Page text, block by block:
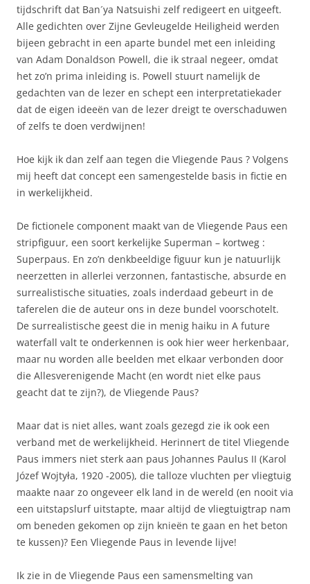
tijdschrift dat Ban´ya Natsuishi zelf redigeert en uitgeeft.
Alle gedichten over Zijne Gevleugelde Heiligheid werden
bijeen gebracht in een aparte bundel met een inleiding
van Adam Donaldson Powell, die ik straal negeer, omdat
het zo’n prima inleiding is. Powell stuurt namelijk de
gedachten van de lezer en schept een interpretatiekader
dat de eigen ideeën van de lezer dreigt te overschaduwen
of zelfs te doen verdwijnen!
Hoe kijk ik dan zelf aan tegen die Vliegende Paus ? Volgens
mij heeft dat concept een samengestelde basis in fictie en
in werkelijkheid.
De fictionele component maakt van de Vliegende Paus een
stripfiguur, een soort kerkelijke Superman – kortweg :
Superpaus. En zo’n denkbeeldige figuur kun je natuurlijk
neerzetten in allerlei verzonnen, fantastische, absurde en
surrealistische situaties, zoals inderdaad gebeurt in de
taferelen die de auteur ons in deze bundel voorschotelt.
De surrealistische geest die in menig haiku in A future
waterfall valt te onderkennen is ook hier weer herkenbaar,
maar nu worden alle beelden met elkaar verbonden door
die Allesverenigende Macht (en wordt niet elke paus
geacht dat te zijn?), de Vliegende Paus?
Maar dat is niet alles, want zoals gezegd zie ik ook een
verband met de werkelijkheid. Herinnert de titel Vliegende
Paus immers niet sterk aan paus Johannes Paulus II (Karol
Józef Wojtyła, 1920 -2005), die talloze vluchten per vliegtuig
maakte naar zo ongeveer elk land in de wereld (en nooit via
een uitstapslurf uitstapte, maar altijd de vliegtuigtrap nam
om beneden gekomen op zijn knieën te gaan en het beton
te kussen)? Een Vliegende Paus in levende lijve!
Ik zie in de Vliegende Paus een samensmelting van